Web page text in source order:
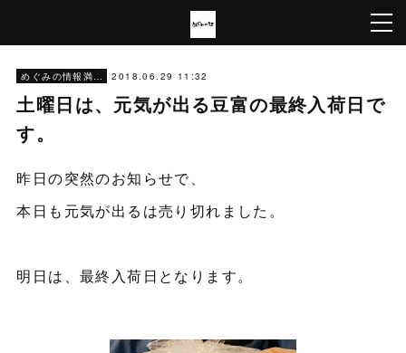
めぐみの情報満載 2018.06.29 11:32
土曜日は、元気が出る豆富の最終入荷日で
す。
昨日の突然のお知らせで、
本日も元気が出るは売り切れました。
明日は、最終入荷日となります。